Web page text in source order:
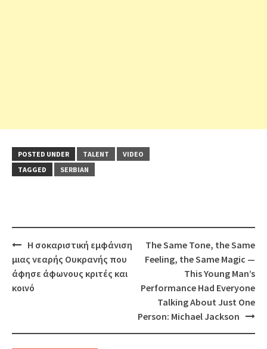
POSTED UNDER TALENT
VIDEO
TAGGED
SERBIAN
Post
navigation
Η σοκαριστική εμφάνιση
μιας νεαρής Ουκρανής που
άφησε άφωνους κριτές και
κοινό
The Same Tone, the Same
Feeling, the Same Magic —
This Young Man’s
Performance Had Everyone
Talking About Just One
Person: Michael Jackson